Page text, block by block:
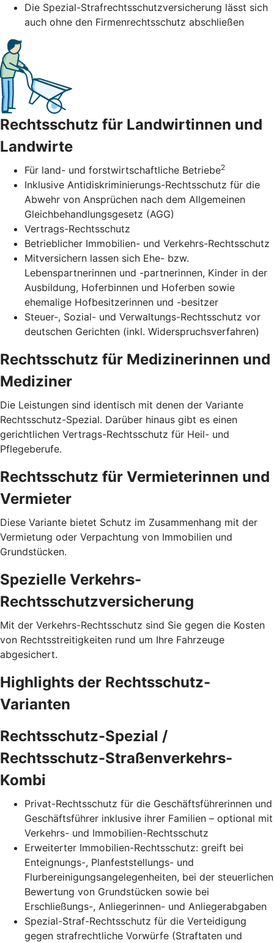
Die Spezial-Strafrechtsschutzversicherung lässt sich
auch ohne den Firmenrechtsschutz abschließen
Rechtsschutz für Landwirtinnen und
Landwirte
Für land- und forstwirtschaftliche Betriebe2
Inklusive Antidiskriminierungs-Rechtsschutz für die
Abwehr von Ansprüchen nach dem Allgemeinen
Gleichbehandlungsgesetz (AGG)
Vertrags-Rechtsschutz
Betrieblicher Immobilien- und Verkehrs-Rechtsschutz
Mitversichern lassen sich Ehe- bzw.
Lebenspartnerinnen und -partnerinnen, Kinder in der
Ausbildung, Hoferbinnen und Hoferben sowie
ehemalige Hofbesitzerinnen und -besitzer
Steuer-, Sozial- und Verwaltungs-Rechtsschutz vor
deutschen Gerichten (inkl. Widerspruchsverfahren)
Rechtsschutz für Medizinerinnen und
Mediziner
Die Leistungen sind identisch mit denen der Variante
Rechtsschutz-Spezial. Darüber hinaus gibt es einen
gerichtlichen Vertrags-Rechtsschutz für Heil- und
Pflegeberufe.
Rechtsschutz für Vermieterinnen und
Vermieter
Diese Variante bietet Schutz im Zusammenhang mit der
Vermietung oder Verpachtung von Immobilien und
Grundstücken.
Spezielle Verkehrs-
Rechtsschutzversicherung
Mit der Verkehrs-Rechtsschutz sind Sie gegen die Kosten
von Rechtsstreitigkeiten rund um Ihre Fahrzeuge
abgesichert.
Highlights der Rechtsschutz-
Varianten
Rechtsschutz-Spezial /
Rechtsschutz-Straßenverkehrs-
Kombi
Privat-Rechtsschutz für die Geschäftsführerinnen und
Geschäftsführer inklusive ihrer Familien – optional mit
Verkehrs- und Immobilien-Rechtsschutz
Erweiterter Immobilien-Rechtsschutz: greift bei
Enteignungs-, Planfeststellungs- und
Flurbereinigungsangelegenheiten, bei der steuerlichen
Bewertung von Grundstücken sowie bei
Erschließungs-, Anliegerinnen- und Anliegerabgaben
Spezial-Straf-Rechtsschutz für die Verteidigung
gegen strafrechtliche Vorwürfe (Straftaten und